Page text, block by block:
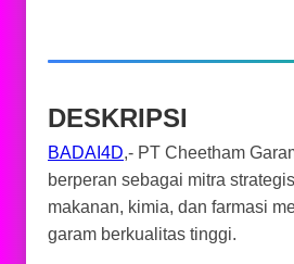
DESKRIPSI
BADAI4D,- PT Cheetham
berperan sebagai mitra
makanan, kimia, dan farmasi
garam berkualitas tinggi.